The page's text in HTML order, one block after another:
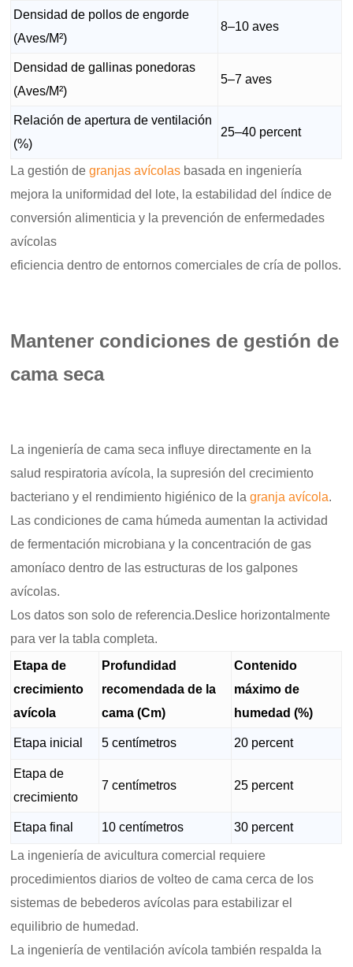
Densidad de pollos de engorde
(Aves/M²)
8–10 aves
Densidad de gallinas ponedoras
(Aves/M²)
5–7 aves
Relación de apertura de ventilación
(%)
25–40 percent
La gestión degranjas avícolas basada en ingeniería
mejora la uniformidad del lote, la estabilidad del índice de
conversión alimenticia y la prevención de enfermedades
avícolas
eficiencia dentro de entornos comerciales de cría de pollos.
Mantener condiciones de gestión de
cama seca
La ingeniería de cama seca influye directamente en la
salud respiratoria avícola, la supresión del crecimiento
bacteriano y el rendimiento higiénico de lagranja avícola.
Las condiciones de cama húmeda aumentan la actividad
de fermentación microbiana y la concentración de gas
amoníaco dentro de las estructuras de los galpones
avícolas.
Los datos son solo de referencia.Deslice horizontalmente
para ver la tabla completa.
Etapa de
crecimiento
avícola
Profundidad
recomendada de la
cama (Cm)
Contenido
máximo de
humedad (%)
Etapa inicial 5 centímetros 20 percent
Etapa de
crecimiento
7 centímetros 25 percent
Etapa final 10 centímetros 30 percent
La ingeniería de avicultura comercial requiere
procedimientos diarios de volteo de cama cerca de los
sistemas de bebederos avícolas para estabilizar el
equilibrio de humedad.
La ingeniería de ventilación avícola también respalda la